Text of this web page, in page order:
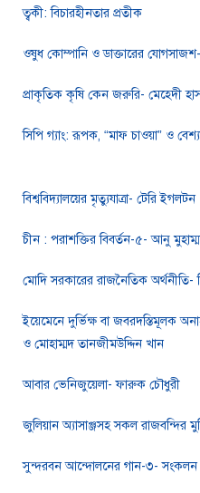
ত্বকী: বিচারহীনতার প্রতীক
ওষুধ কোম্পানি ও ডাক্তারের
প্রাকৃতিক কৃষি কেন জরুরি- মেহেদী
সিপি গ্যাং: রূপক, “মাফ চাওয়া” ও
বিশ্ববিদ্যালয়ের মৃত্যুযাত্রা- টেরি ইগলটন
চীন : পরাশক্তির বিবর্তন-৫- আনু
মোদি সরকারের রাজনৈতিক অর্থনীতি-
ইয়েমেনে দুর্ভিক্ষ বা জবরদস্তিমূলক
ও মোহাম্মদ তানজীমউদ্দিন খান
আবার ভেনিজুয়েলা- ফারুক চৌধুরী
জুলিয়ান অ্যাসাঞ্জসহ সকল রাজবন্দির
সুন্দরবন আন্দোলনের গান-৩- সংকলন